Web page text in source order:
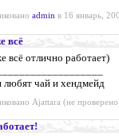
admin в 16 январь,
всё
всё отлично работает)
любят чай и хендмейд
Ajattara (не